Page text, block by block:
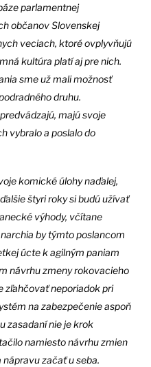
parlamentnej
občanov Slovenskej
veciach, ktoré ovplyvňujú
kultúra platí aj pre nich.
sme už mali možnosť
druhu.
majú svoje
vybralo a poslalo do
komické úlohy naďalej,
štyri roky si budú užívať
výhody, včítane
by týmto poslancom
úcte k agilným paniam
návrhu zmeny rokovacieho
zľahčovať neporiadok pri
na zabezpečenie aspoň
zasadaní nie je krok
namiesto návrhu zmien
začať u seba.